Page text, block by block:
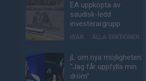
EA uppköpta av
saudisk-ledd
investerargrupp
IGÅR ALLA SEKTIONER
jL om nya möjligheten:
"Jag får uppfylla min
dröm"